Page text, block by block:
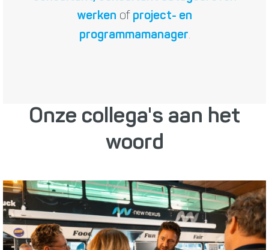
werken of project- en
programmamanager.
Onze collega's aan het
woord